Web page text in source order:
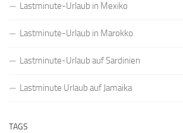
Lastminute-Urlaub in Mexiko
Lastminute-Urlaub in Marokko
Lastminute-Urlaub auf Sardinien
Lastminute Urlaub auf Jamaika
TAGS